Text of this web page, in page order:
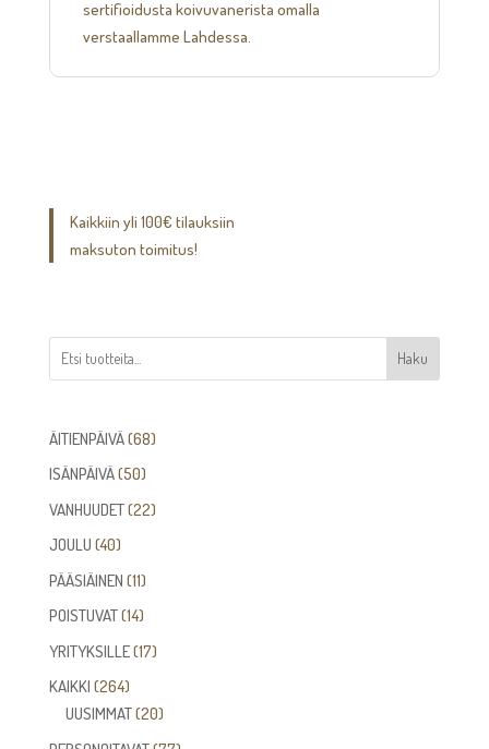
sertifioidusta koivuvanerista omalla
verstaallamme Lahdessa.
Kaikkiin yli 100€ tilauksiin
maksuton toimitus!
Haku
ÄITIENPÄIVÄ 6868
ISÄNPÄIVÄ 5050
tuotetta
VANHUUDET 2222
JOULU 4040
tuotetta
PÄÄSIÄINEN 1111
tuotetta
POISTUVAT 1414
tuotetta
YRITYKSILLE 1717
KAIKKI 264264
tuotetta
UUSIMMAT 2020
tuotetta